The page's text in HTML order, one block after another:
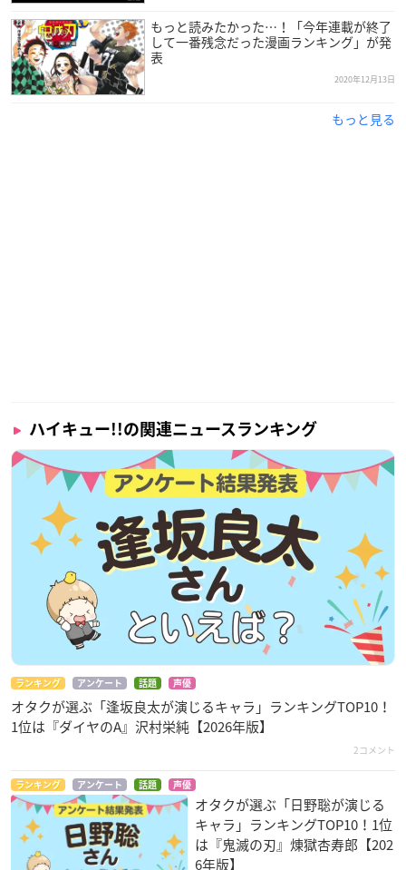
もっと読みたかった…！「今年連載が終了
して一番残念だった漫画ランキング」が発
表
2020年12月13日
もっと見る
ハイキュー!!の関連ニュースランキング
ランキング アンケート 話題 声優
オタクが選ぶ「逢坂良太が演じるキャラ」ランキングTOP10！
1位は『ダイヤのA』沢村栄純【2026年版】
2コメント
ランキング アンケート 話題 声優
オタクが選ぶ「日野聡が演じる
キャラ」ランキングTOP10！1位
は『鬼滅の刃』煉󠄁獄杏寿郎【202
6年版】